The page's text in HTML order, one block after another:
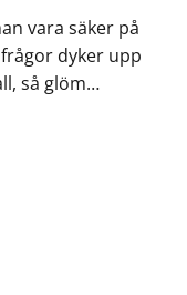
vara säker på
dyker upp
så glöm…